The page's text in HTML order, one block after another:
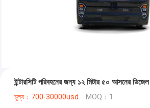
ইন্টারসিটি পরিবহনের জন্য ১২ মিটার ৫০ আসনের
মূল্য：700-30000usd MOQ：1